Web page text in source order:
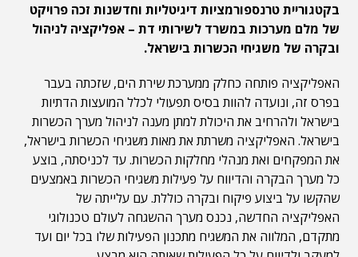
בקטגוריית טרנספורמציות דיגיטליות וחדשנות זכה פרויקט
של מלם מערכות במשרד לשירותי דת – אפליקציה לניהול
ובקרה של משגיחי הכשרות בישראל.
האפליקציה פותחה כחלק ממערכת שירת הים, שזכתה בעבר
בפרס זה, ונועדה להוות בסיס תפעולי לכלל המועצות הדתיות
בישראל ולהרחיב את היכולת למתן מענה לניהול מערך הכשרות
בישראל. האפליקציה משרתת את מאות משגיחי הכשרות בישראל,
את המפקחים ואת מנהלי מחלקות הכשרות. עד לכניסתה, בוצע
כל מערך הבקרה והדיווח על פעילות משגיחי הכשרות באמצעים
שהקשו על ביצוע פיקוח ובקרה כוללת. עם עלייתה של
האפליקציה החדשה, נכנס מערך ההשגחה לעולם טכנולוגי
מתקדם, המלווה את המשגיח מתכנון הפעילות שלו בכל יום ועד